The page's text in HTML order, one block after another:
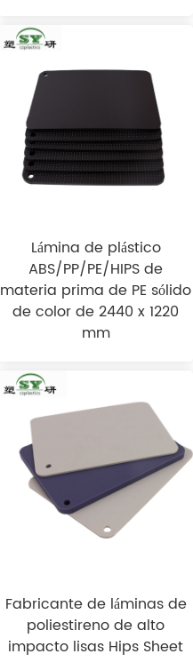
Lámina de plástico
ABS/PP/PE/HIPS de
materia prima de PE sólido
de color de 2440 x 1220
mm
Fabricante de láminas de
poliestireno de alto
impacto lisas Hips Sheet